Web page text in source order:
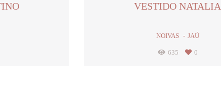
VESTIDO NATALIA
NOIVAS JAÚ
635 0